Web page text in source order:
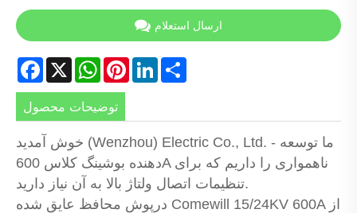
ارسال استعلام
Facebook
X WhatsApp
PinterestLinkedIn
توضیحات محصول
خوش آمدید (Wenzhou) Electric Co., Ltd. - ما توسعه
دهنده بوشینگ کلاس 600A ناهمواری را داریم که برای
تنظیمات اتصال ولتاژ بالا به آن نیاز دارید.
درپوش محافظ عایق شده Comewill 15/24KV 600A از